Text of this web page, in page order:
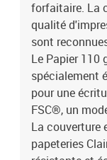
forfaitaire. La
qualité
sont
Le Papier 110
spécialement
pour une
FSC®, un
La couverture
papeteries